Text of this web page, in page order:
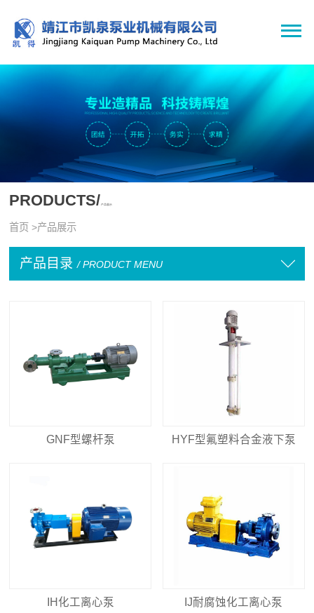
PRODUCTS/ 产品展示
首页 >产品展示
产品目录 / PRODUCT MENU
GNF型螺杆泵 HYF型氟塑料合金液下泵
IH化工离心泵 IJ耐腐蚀化工离心泵